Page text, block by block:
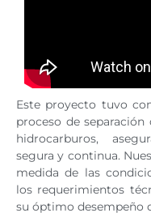
Este proyecto tuvo
proceso de
hidrocarburos,
segura y continua.
medida de las
los requerimientos
su óptimo desempeño